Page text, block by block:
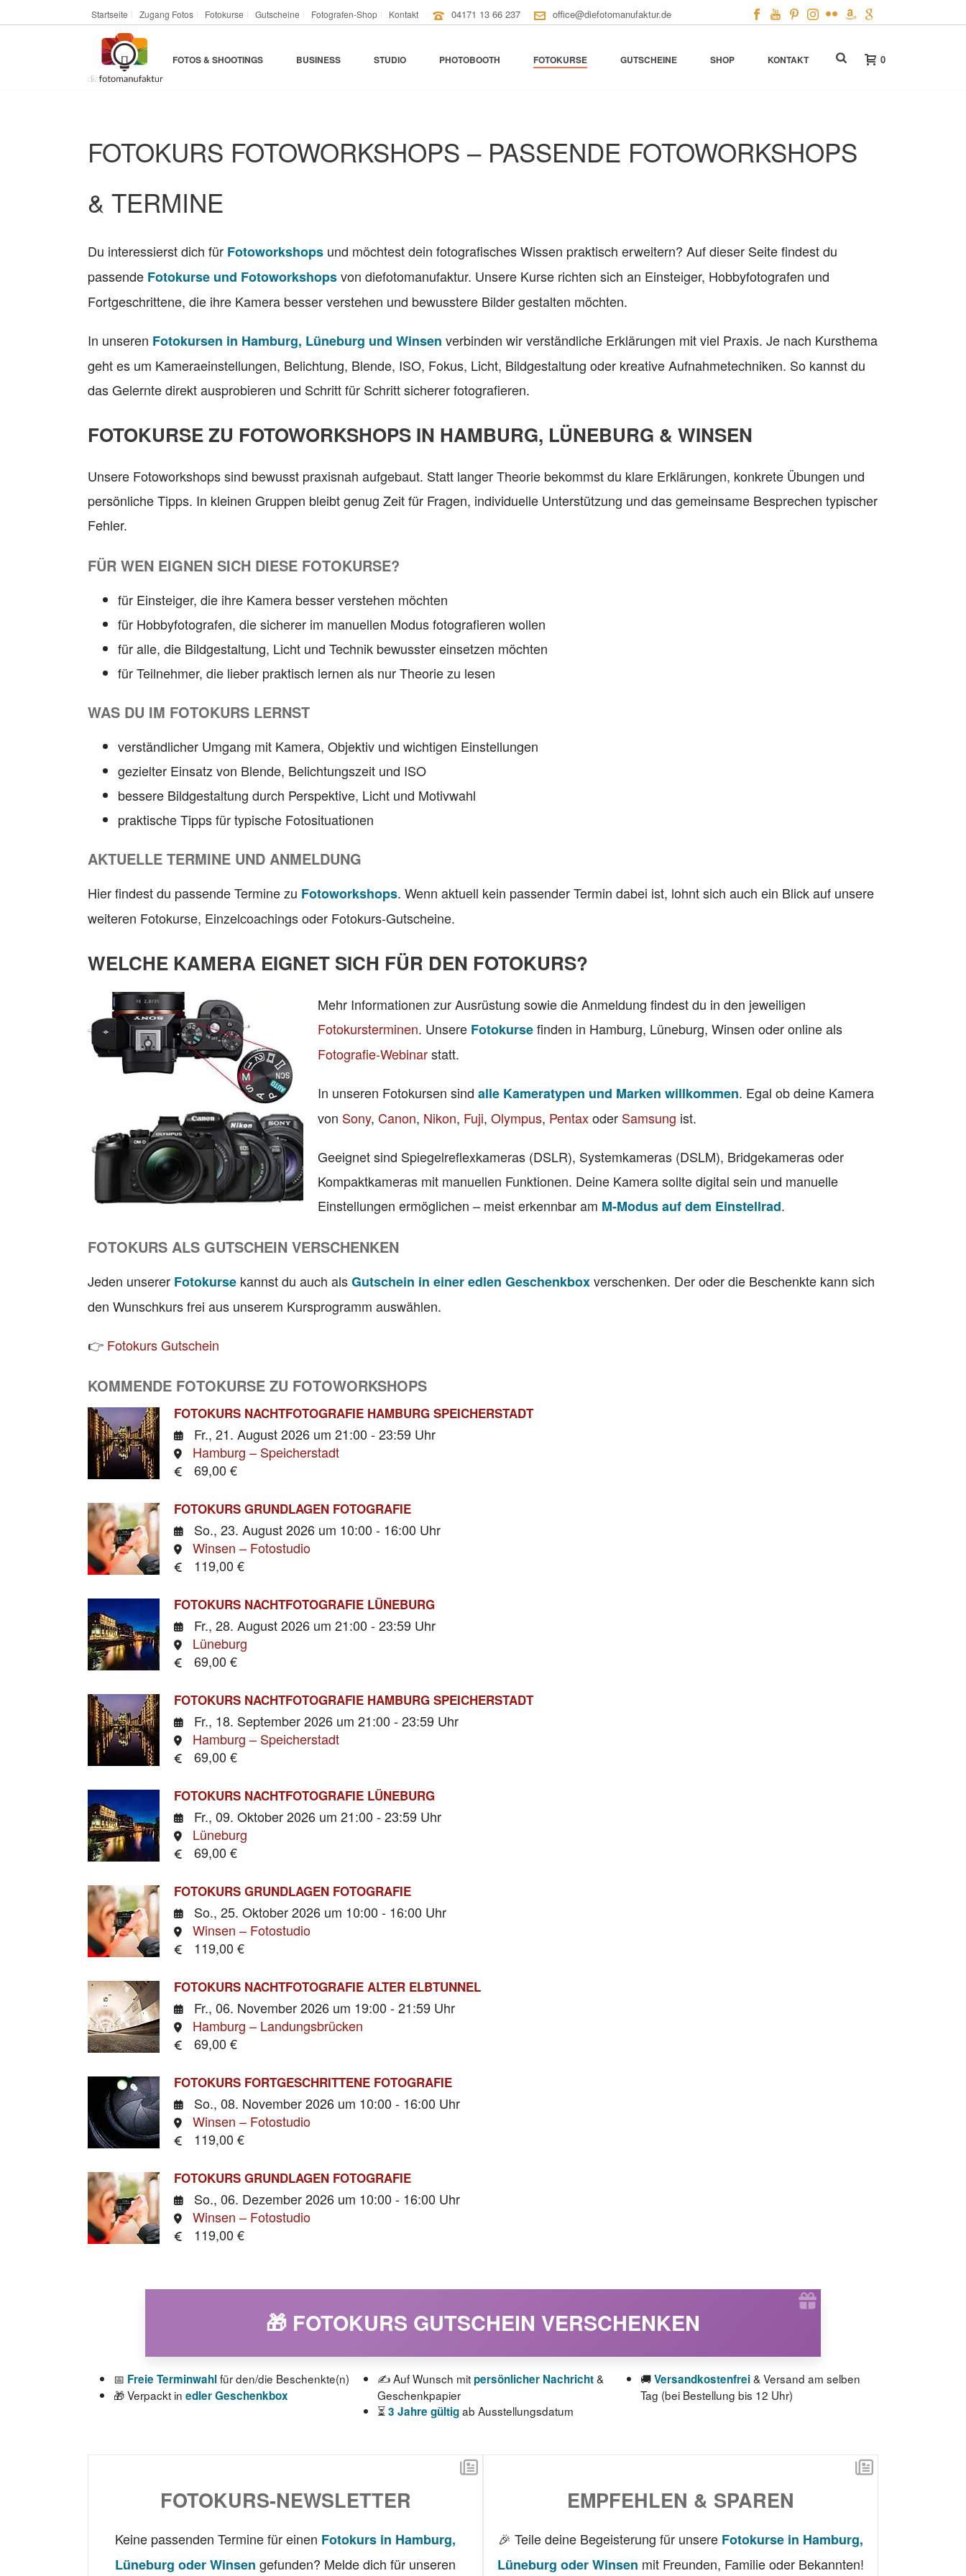
Startseite Zugang Fotos Fotokurse Gutscheine Fotografen-Shop Kontakt 04171 13 66 237 office@diefotomanufaktur.de
FOTOS & SHOOTINGS BUSINESS STUDIO PHOTOBOOTH FOTOKURSE GUTSCHEINE SHOP KONTAKT 0
FOTOKURS FOTOWORKSHOPS – PASSENDE FOTOWORKSHOPS
& TERMINE
Du interessierst dich für Fotoworkshops und möchtest dein fotografisches Wissen praktisch erweitern? Auf dieser Seite findest du
passende Fotokurse und Fotoworkshopsvon diefotomanufaktur. Unsere Kurse richten sich an Einsteiger, Hobbyfotografen und
Fortgeschrittene, die ihre Kamera besser verstehen und bewusstere Bilder gestalten möchten.
In unseren Fotokursen in Hamburg, Lüneburg und Winsen verbinden wir verständliche Erklärungen mit viel Praxis. Je nach Kursthema
geht es um Kameraeinstellungen, Belichtung, Blende, ISO, Fokus, Licht, Bildgestaltung oder kreative Aufnahmetechniken. So kannst du
das Gelernte direkt ausprobieren und Schritt für Schritt sicherer fotografieren.
FOTOKURSE ZU FOTOWORKSHOPS IN HAMBURG, LÜNEBURG & WINSEN
Unsere Fotoworkshops sind bewusst praxisnah aufgebaut. Statt langer Theorie bekommst du klare Erklärungen, konkrete Übungen und
persönliche Tipps. In kleinen Gruppen bleibt genug Zeit für Fragen, individuelle Unterstützung und das gemeinsame Besprechen typischer
Fehler.
FÜR WEN EIGNEN SICH DIESE FOTOKURSE?
für Einsteiger, die ihre Kamera besser verstehen möchten
für Hobbyfotografen, die sicherer im manuellen Modus fotografieren wollen
für alle, die Bildgestaltung, Licht und Technik bewusster einsetzen möchten
für Teilnehmer, die lieber praktisch lernen als nur Theorie zu lesen
WAS DU IM FOTOKURS LERNST
verständlicher Umgang mit Kamera, Objektiv und wichtigen Einstellungen
gezielter Einsatz von Blende, Belichtungszeit und ISO
bessere Bildgestaltung durch Perspektive, Licht und Motivwahl
praktische Tipps für typische Fotosituationen
AKTUELLE TERMINE UND ANMELDUNG
Hier findest du passende Termine zu Fotoworkshops. Wenn aktuell kein passender Termin dabei ist, lohnt sich auch ein Blick auf unsere
weiteren Fotokurse, Einzelcoachings oder Fotokurs-Gutscheine.
WELCHE KAMERA EIGNET SICH FÜR DEN FOTOKURS?
Mehr Informationen zur Ausrüstung sowie die Anmeldung findest du in den jeweiligen
Fotokursterminen. Unsere Fotokursefinden in Hamburg, Lüneburg, Winsen oder online als
Fotografie-Webinarstatt.
In unseren Fotokursen sind alle Kameratypen und Marken willkommen. Egal ob deine Kamera
von Sony, Canon, Nikon, Fuji, Olympus, Pentaxoder Samsung ist.
Geeignet sind Spiegelreflexkameras (DSLR), Systemkameras (DSLM), Bridgekameras oder
Kompaktkameras mit manuellen Funktionen. Deine Kamera sollte digital sein und manuelle
Einstellungen ermöglichen – meist erkennbar am M-Modus auf dem Einstellrad.
FOTOKURS ALS GUTSCHEIN VERSCHENKEN
Jeden unserer Fotokurse kannst du auch alsGutschein in einer edlen Geschenkboxverschenken. Der oder die Beschenkte kann sich
den Wunschkurs frei aus unserem Kursprogramm auswählen.
👉 Fotokurs Gutschein
KOMMENDE FOTOKURSE ZU FOTOWORKSHOPS
FOTOKURS NACHTFOTOGRAFIE HAMBURG SPEICHERSTADT
Fr., 21. August 2026 um 21:00 - 23:59 Uhr
Hamburg – Speicherstadt
69,00 €
FOTOKURS GRUNDLAGEN FOTOGRAFIE
So., 23. August 2026 um 10:00 - 16:00 Uhr
Winsen – Fotostudio
119,00 €
FOTOKURS NACHTFOTOGRAFIE LÜNEBURG
Fr., 28. August 2026 um 21:00 - 23:59 Uhr
Lüneburg
69,00 €
FOTOKURS NACHTFOTOGRAFIE HAMBURG SPEICHERSTADT
Fr., 18. September 2026 um 21:00 - 23:59 Uhr
Hamburg – Speicherstadt
69,00 €
FOTOKURS NACHTFOTOGRAFIE LÜNEBURG
Fr., 09. Oktober 2026 um 21:00 - 23:59 Uhr
Lüneburg
69,00 €
FOTOKURS GRUNDLAGEN FOTOGRAFIE
So., 25. Oktober 2026 um 10:00 - 16:00 Uhr
Winsen – Fotostudio
119,00 €
FOTOKURS NACHTFOTOGRAFIE ALTER ELBTUNNEL
Fr., 06. November 2026 um 19:00 - 21:59 Uhr
Hamburg – Landungsbrücken
69,00 €
FOTOKURS FORTGESCHRITTENE FOTOGRAFIE
So., 08. November 2026 um 10:00 - 16:00 Uhr
Winsen – Fotostudio
119,00 €
FOTOKURS GRUNDLAGEN FOTOGRAFIE
So., 06. Dezember 2026 um 10:00 - 16:00 Uhr
Winsen – Fotostudio
119,00 €
🎁 FOTOKURS GUTSCHEIN VERSCHENKEN
📅 Freie Terminwahlfür den/die Beschenkte(n)
🎁 Verpackt in edler Geschenkbox
✍️ Auf Wunsch mitpersönlicher Nachricht&
Geschenkpapier
⏳3 Jahre gültigab Ausstellungsdatum
🚚Versandkostenfrei& Versand am selben
Tag (bei Bestellung bis 12 Uhr)
FOTOKURS-NEWSLETTER
Keine passenden Termine für einen Fotokurs in Hamburg,
Lüneburg oder Winsen gefunden? Melde dich für unseren
EMPFEHLEN & SPAREN
🎉 Teile deine Begeisterung für unsere Fotokurse in Hamburg,
Lüneburg oder Winsen mit Freunden, Familie oder Bekannten!